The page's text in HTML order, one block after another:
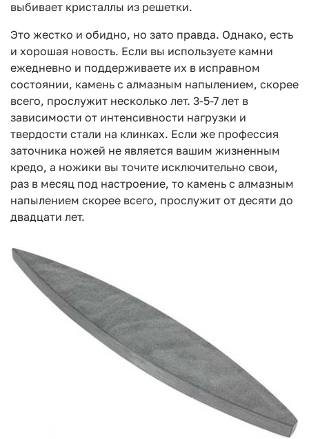
выбивает кристаллы из решетки.
Это жестко и обидно, но зато правда. Однако, есть
и хорошая новость. Если вы используете камни
ежедневно и поддерживаете их в исправном
состоянии, камень с алмазным напылением, скорее
всего, прослужит несколько лет. 3-5-7 лет в
зависимости от интенсивности нагрузки и
твердости стали на клинках. Если же профессия
заточника ножей не является вашим жизненным
кредо, а ножики вы точите исключительно свои,
раз в месяц под настроение, то камень с алмазным
напылением скорее всего, прослужит от десяти до
двадцати лет.